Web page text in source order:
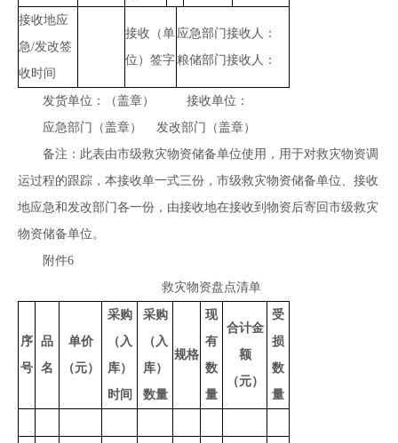
接收地应
急/发改签
收时间
接收（单
位）签字
应急部门接收人：
粮储部门接收人：
发货单位：（盖章） 接收单位：
应急部门（盖章） 发改部门（盖章）
备注：此表由市级救灾物资储备单位使用，用于对救灾物资调
运过程的跟踪，本接收单一式三份，市级救灾物资储备单位、接收
地应急和发改部门各一份，由接收地在接收到物资后寄回市级救灾
物资储备单位。
附件6
救灾物资盘点清单
序
号
品
名
单价
（元）
采购
（入
库）
时间
采购
（入
库）
数量
规格
现
有
数
量
合计金
额
（元）
受
损
数
量